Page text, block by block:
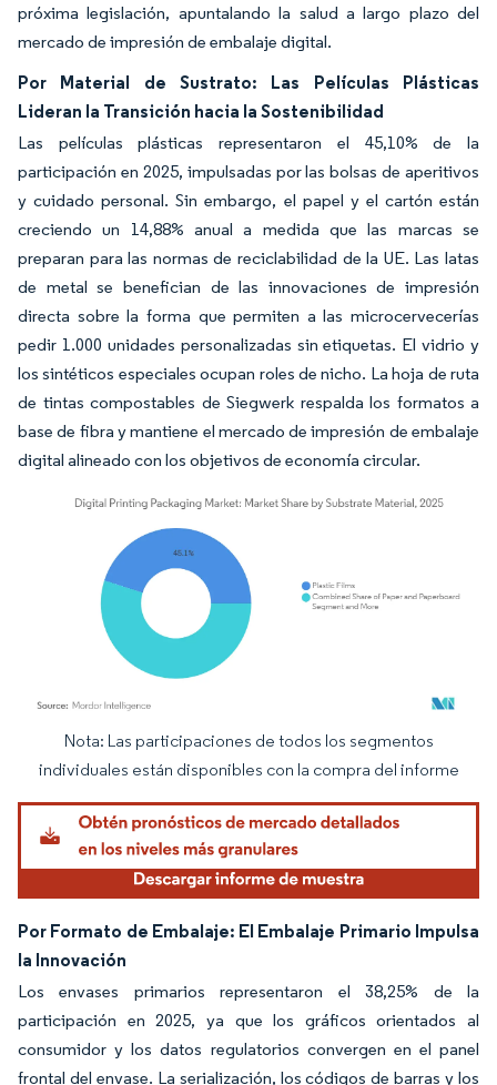
próxima legislación, apuntalando la salud a largo plazo del
mercado de impresión de embalaje digital.
Por Material de Sustrato: Las Películas Plásticas
Lideran la Transición hacia la Sostenibilidad
Las películas plásticas representaron el 45,10% de la
participación en 2025, impulsadas por las bolsas de aperitivos
y cuidado personal. Sin embargo, el papel y el cartón están
creciendo un 14,88% anual a medida que las marcas se
preparan para las normas de reciclabilidad de la UE. Las latas
de metal se benefician de las innovaciones de impresión
directa sobre la forma que permiten a las microcervecerías
pedir 1.000 unidades personalizadas sin etiquetas. El vidrio y
los sintéticos especiales ocupan roles de nicho. La hoja de ruta
de tintas compostables de Siegwerk respalda los formatos a
base de fibra y mantiene el mercado de impresión de embalaje
digital alineado con los objetivos de economía circular.
Imagen © Mordor Intelligence. El uso requiere atribución según CC BY 4.0.
Nota: Las participaciones de todos los segmentos
individuales están disponibles con la compra del informe
Por Formato de Embalaje: El Embalaje Primario Impulsa
la Innovación
Los envases primarios representaron el 38,25% de la
participación en 2025, ya que los gráficos orientados al
consumidor y los datos regulatorios convergen en el panel
frontal del envase. La serialización, los códigos de barras y los